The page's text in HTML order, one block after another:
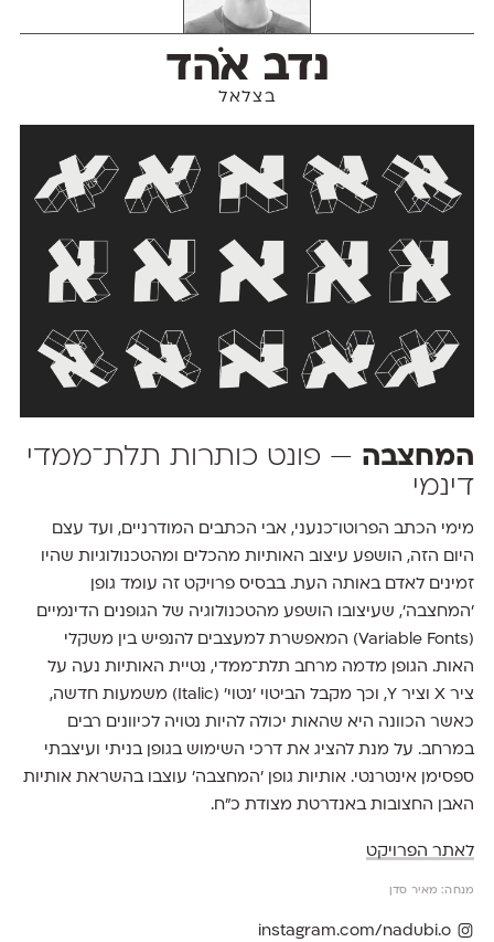
נדב אֹהד
בצלאל
המחצבה — פונט כותרות תלת־ממדי
דינמי
מימי הכתב הפרוטו־כנעני, אבי הכתבים המודרניים, ועד עצם
היום הזה, הושפע עיצוב האותיות מהכלים ומהטכנולוגיות שהיו
זמינים לאדם באותה העת. בבסיס פרויקט זה עומד גופן
׳המחצבה׳, שעיצובו הושפע מהטכנולוגיה של הגופנים הדינמיים
(Variable Fonts) המאפשרת למעצבים להנפיש בין משקלי
האות. הגופן מדמה מרחב תלת־ממדי, נטיית האותיות נעה על
ציר X וציר Y, וכך מקבל הביטוי ׳נטוי׳ (Italic) משמעות חדשה,
כאשר הכוונה היא שהאות יכולה להיות נטויה לכיוונים רבים
במרחב. על מנת להציג את דרכי השימוש בגופן בניתי ועיצבתי
ספסימן אינטרנטי. אותיות גופן ׳המחצבה׳ עוצבו בהשראת אותיות
האבן החצובות באנדרטת מצודת כ״ח.
לאתר הפרויקט
מנחה: מאיר סדן
instagram.com/nadubi.o